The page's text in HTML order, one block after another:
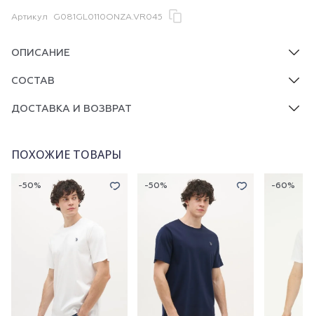
Артикул G081GL0110ONZA.VR045
ОПИСАНИЕ
СОСТАВ
ДОСТАВКА И ВОЗВРАТ
ПОХОЖИЕ ТОВАРЫ
-50% -50% -60%